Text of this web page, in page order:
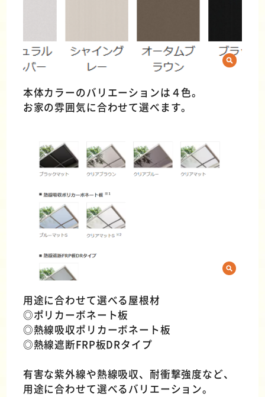
本体カラーのバリエーションは４色。
お家の雰囲気に合わせて選べます。
用途に合わせて選べる屋根材
◎ポリカーボネート板
◎熱線吸収ポリカーボネート板
◎熱線遮断FRP板DRタイプ
有害な紫外線や熱線吸収、耐衝撃強度など、
用途に合わせて選べるバリエーション。